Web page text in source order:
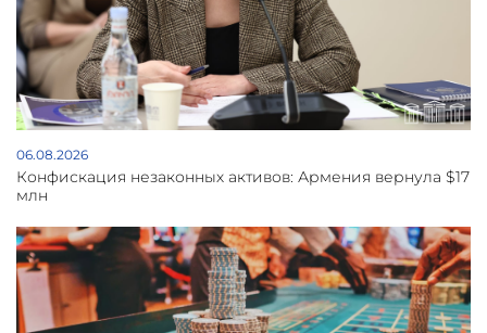
06.08.2026
Конфискация незаконных активов: Армения вернула $17
млн